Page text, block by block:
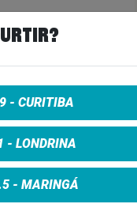
- CURITIBA
- LONDRINA
- MARINGÁ